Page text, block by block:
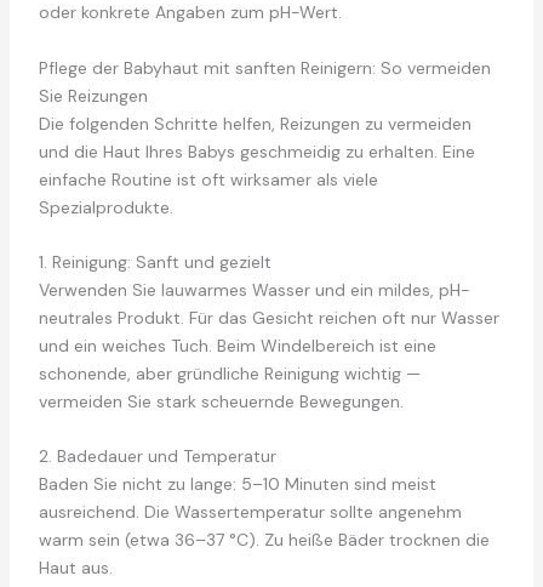
oder konkrete Angaben zum pH-Wert.
Pflege der Babyhaut mit sanften Reinigern: So vermeiden
Sie Reizungen
Die folgenden Schritte helfen, Reizungen zu vermeiden
und die Haut Ihres Babys geschmeidig zu erhalten. Eine
einfache Routine ist oft wirksamer als viele
Spezialprodukte.
1. Reinigung: Sanft und gezielt
Verwenden Sie lauwarmes Wasser und ein mildes, pH-
neutrales Produkt. Für das Gesicht reichen oft nur Wasser
und ein weiches Tuch. Beim Windelbereich ist eine
schonende, aber gründliche Reinigung wichtig —
vermeiden Sie stark scheuernde Bewegungen.
2. Badedauer und Temperatur
Baden Sie nicht zu lange: 5–10 Minuten sind meist
ausreichend. Die Wassertemperatur sollte angenehm
warm sein (etwa 36–37 °C). Zu heiße Bäder trocknen die
Haut aus.